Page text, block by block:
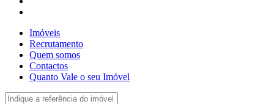
Imóveis
Recrutamento
Quem somos
Contactos
Quanto Vale o seu Imóvel